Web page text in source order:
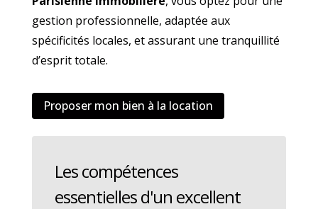
gestion professionnelle, adaptée aux
spécificités locales, et assurant une tranquillité
d’esprit totale.
Proposer mon bien à la location
Les compétences
essentielles d'un excellent